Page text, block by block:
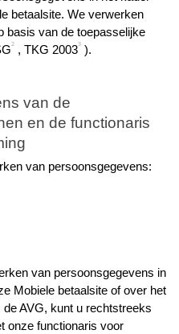
betaalsite. We verwerken
basis van de toepasselijke
2 , TKG 20033 ).
van de
en de functionaris
van persoonsgegevens:
van persoonsgegevens in
Mobiele betaalsite of over het
AVG, kunt u rechtstreeks
onze functionaris voor